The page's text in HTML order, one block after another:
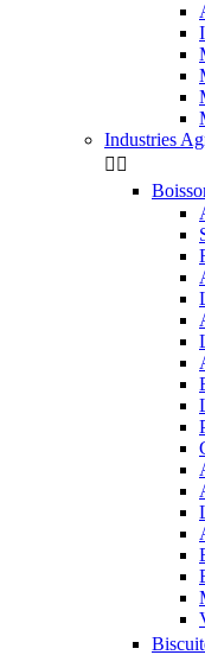
Industries
 